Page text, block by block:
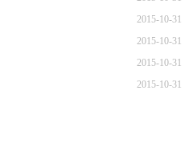
2015-10-31
2015-10-31
2015-10-31
2015-10-31